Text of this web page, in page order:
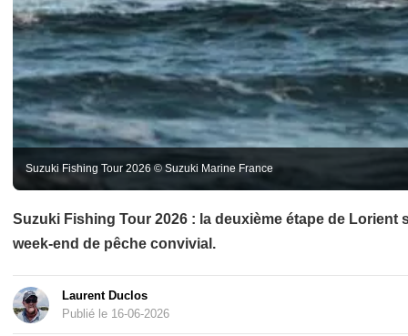
Suzuki Fishing Tour 2026 © Suzuki Marine France
Suzuki Fishing Tour 2026 : la deuxième étape de
week-end de pêche convivial.
Laurent Duclos
Publié le 16-06-2026